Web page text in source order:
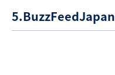
5.BuzzFeedJapan